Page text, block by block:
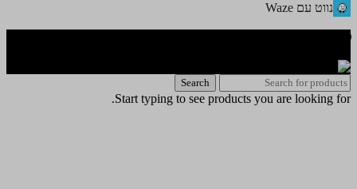
נווט עם Waze
Search
Start typing to see products you are looking for.